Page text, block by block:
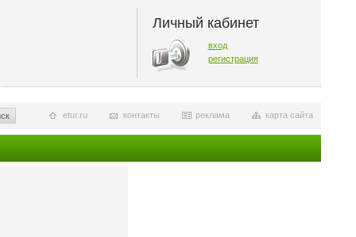
Личный кабинет
вход
регистрация
карта сайта
реклама
контакты
etur.ru